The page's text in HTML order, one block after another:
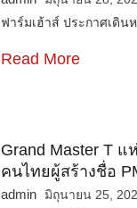
ฟาร์มเฮ้าส์ ประกาศเดิน
Read More
Grand Master T
คนไทยผู้สร้างชื่อ
admin
มิถุนายน 25,